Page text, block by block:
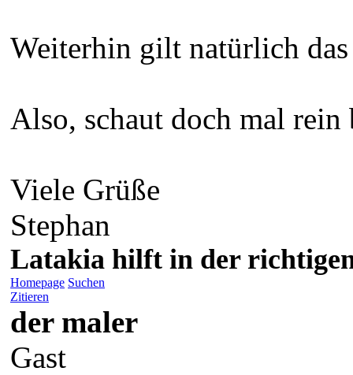
Weiterhin gilt natürlich
Also, schaut doch mal
Viele Grüße
Stephan
Latakia hilft in der richtigen
Homepage Suchen
Zitieren
der maler
Gast